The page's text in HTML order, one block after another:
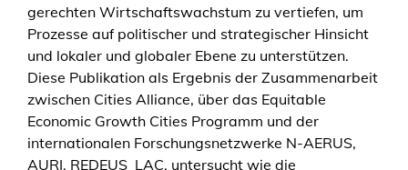
gerechten Wirtschaftswachstum zu vertiefen, um
Prozesse auf politischer und strategischer Hinsicht
und lokaler und globaler Ebene zu unterstützen.
Diese Publikation als Ergebnis der Zusammenarbeit
zwischen Cities Alliance, über das Equitable
Economic Growth Cities Programm und der
internationalen Forschungsnetzwerke N-AERUS,
AURI, REDEUS_LAC, untersucht wie die